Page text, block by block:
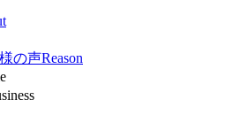
の声Reason